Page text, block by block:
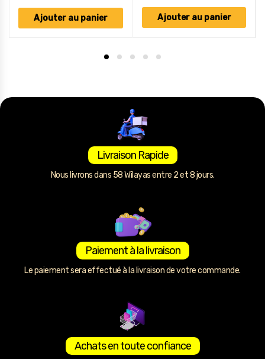
Ajouter au panier Ajouter au panier
Livraison Rapide
Nous livrons dans 58 Wilayas entre 2 et 8 jours.
Paiement à la livraison
Le paiement sera effectué à la livraison de votre commande.
Achats en toute confiance